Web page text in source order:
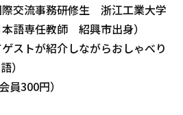
際交流事務研修生 浙江工業大学
語専任教師 紹興市出身）
ストが紹介しながらおしゃべり
）
員300円）